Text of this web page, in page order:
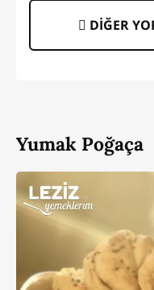
DİĞER
Yumak Poğaça